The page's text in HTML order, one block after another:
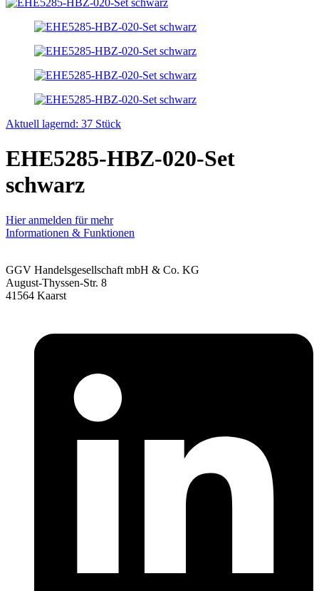
Aktuell lagernd: 37 Stück
EHE5285-HBZ-020-Set
schwarz
Hier anmelden für mehr
Informationen & Funktionen
GGV Handelsgesellschaft mbH & Co. KG
August-Thyssen-Str. 8
41564 Kaarst